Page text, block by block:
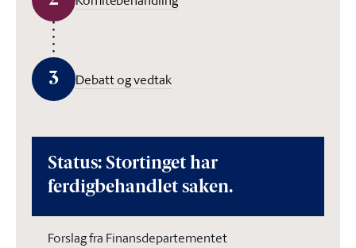
3 Debatt og vedtak
Status: Stortinget har
ferdigbehandlet saken.
Forslag fra Finansdepartementet